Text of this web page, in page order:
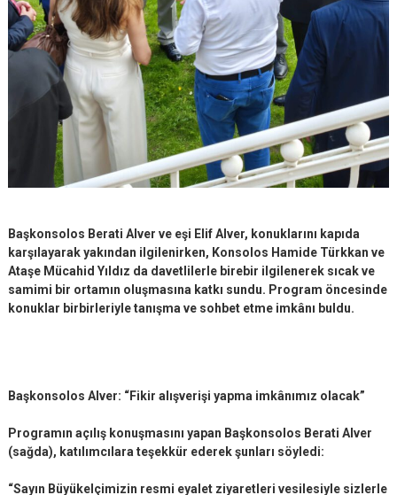
Başkonsolos Berati Alver ve eşi Elif Alver, konuklarını kapıda
karşılayarak yakından ilgilenirken, Konsolos Hamide Türkkan ve
Ataşe Mücahid Yıldız da davetlilerle birebir ilgilenerek sıcak ve
samimi bir ortamın oluşmasına katkı sundu. Program öncesinde
konuklar birbirleriyle tanışma ve sohbet etme imkânı buldu.
Başkonsolos Alver: “Fikir alışverişi yapma imkânımız olacak”
Programın açılış konuşmasını yapan Başkonsolos Berati Alver
(sağda), katılımcılara teşekkür ederek şunları söyledi:
“Sayın Büyükelçimizin resmi eyalet ziyaretleri vesilesiyle sizlerle